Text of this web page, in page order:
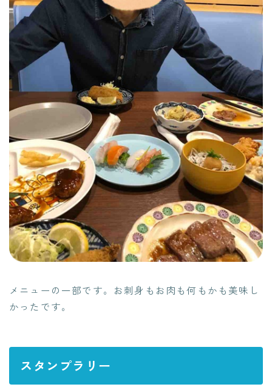
メニューの一部です。お刺身もお肉も何もかも美味し
かったです。
スタンプラリー